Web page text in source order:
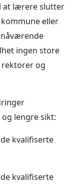
at lærere slutter
eller
nåværende
ingen store
og
lengre sikt:
kvalifiserte
kvalifiserte